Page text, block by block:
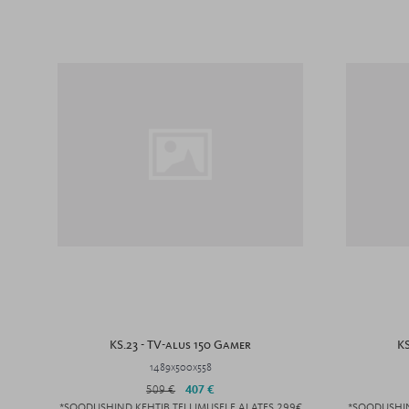
KS.23 - TV-alus 150 Gamer
1489x500x558
509 € 407 €